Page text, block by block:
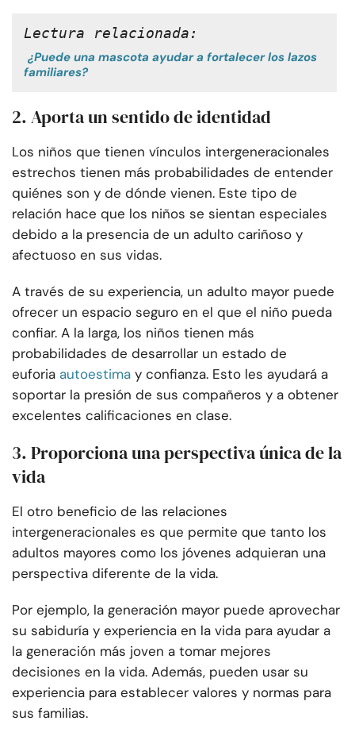
Lectura relacionada:
¿Puede una mascota ayudar a fortalecer los lazos
familiares?
2. Aporta un sentido de identidad
Los niños que tienen vínculos intergeneracionales
estrechos tienen más probabilidades de entender
quiénes son y de dónde vienen. Este tipo de
relación hace que los niños se sientan especiales
debido a la presencia de un adulto cariñoso y
afectuoso en sus vidas.
A través de su experiencia, un adulto mayor puede
ofrecer un espacio seguro en el que el niño pueda
confiar. A la larga, los niños tienen más
probabilidades de desarrollar un estado de
euforia autoestima y confianza. Esto les ayudará a
soportar la presión de sus compañeros y a obtener
excelentes calificaciones en clase.
3. Proporciona una perspectiva única de la
vida
El otro beneficio de las relaciones
intergeneracionales es que permite que tanto los
adultos mayores como los jóvenes adquieran una
perspectiva diferente de la vida.
Por ejemplo, la generación mayor puede aprovechar
su sabiduría y experiencia en la vida para ayudar a
la generación más joven a tomar mejores
decisiones en la vida. Además, pueden usar su
experiencia para establecer valores y normas para
sus familias.